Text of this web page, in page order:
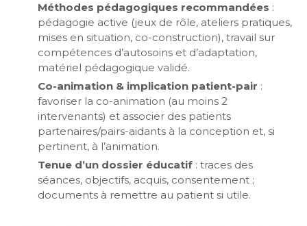
Méthodes pédagogiques recommandées :
pédagogie active (jeux de rôle, ateliers pratiques,
mises en situation, co-construction), travail sur
compétences d’autosoins et d’adaptation,
matériel pédagogique validé.
Co-animation & implication patient-pair :
favoriser la co-animation (au moins 2
intervenants) et associer des patients
partenaires/pairs-aidants à la conception et, si
pertinent, à l’animation.
Tenue d’un dossier éducatif : traces des
séances, objectifs, acquis, consentement ;
documents à remettre au patient si utile.